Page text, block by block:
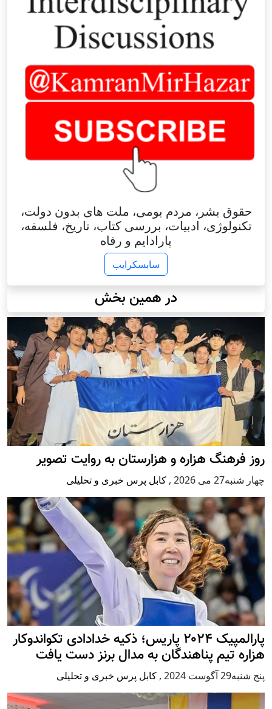
حقوق بشر، مردم بومی، ملت های بدون دولت،
تکنولوژی، ادبیات، بررسی کتاب، تاریخ، فلسفه،
پارادایم و رفاه
سابسکرایب
در همین بخش
روز فرهنگ هزاره و هزارستان به روایت تصویر
چهار شنبه27 می 2026 , کابل پرس خبری و تحلیلی
پارالمپیک ۲۰۲۴ پاریس؛ ذکیه خدادادی تکواندوکار
هزاره تیم پناهندگان به مدال برنز دست یافت
پنج شنبه29 آگوست 2024 , کابل پرس خبری و تحلیلی